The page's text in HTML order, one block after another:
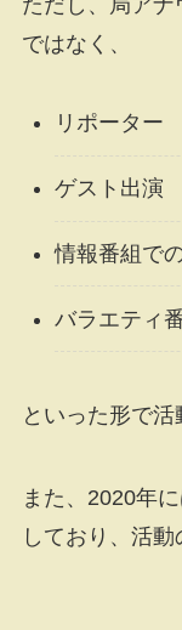
ただし、局ア
ではなく、
リポーター
ゲスト出演
情報番組で
バラエティ
といった形で活
また、2020年
しており、活動